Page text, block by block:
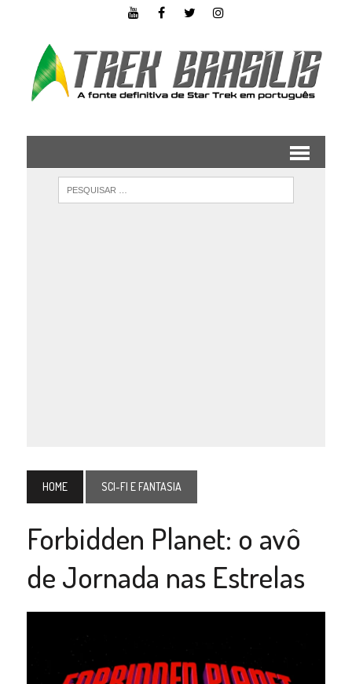
HOME SCI-FI E FANTASIA
Forbidden Planet: o avô
de Jornada nas Estrelas